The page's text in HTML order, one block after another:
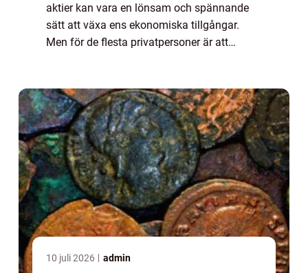
aktier kan vara en lönsam och spännande
sätt att växa ens ekonomiska tillgångar.
Men för de flesta privatpersoner är att
10 juli 2026 admin